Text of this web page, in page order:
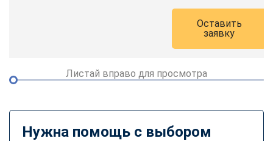
Оставить
заявку
Листай вправо для просмотра
Нужна помощь с выбором